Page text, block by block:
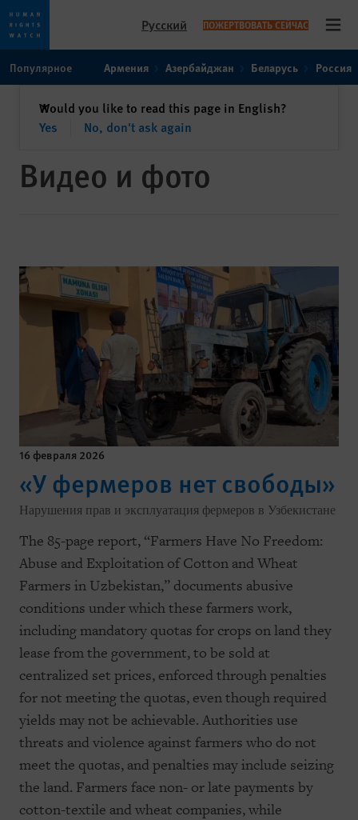
toto
content
Русский ПОЖЕРТВОВАТЬ СЕЙЧАС
Популярное Армения Азербайджан Беларусь Россия
Would you like to read this page in English?
Yes
No, don't ask again
✕закрыть
Видео и фото
16 февраля 2026
«У фермеров нет свободы»
Нарушения прав и эксплуатация фермеров в Узбекистане
The 85-page report, “Farmers Have No Freedom:
Abuse and Exploitation of Cotton and Wheat
Farmers in Uzbekistan,” documents abusive
conditions under which these farmers work,
including mandatory quotas for crops on land they
lease from the government, to be sold at
centralized set prices, enforced through penalties
for not meeting the quotas, even though required
yields may not be achievable. Authorities use
threats and violence against farmers who do not
meet the quotas, and penalties may include seizing
the land. Farmers face non- or late payments by
cotton-textile and wheat companies, while